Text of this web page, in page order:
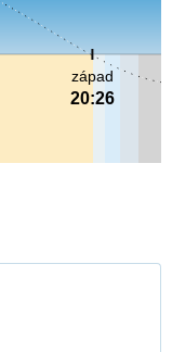
západ
20:26